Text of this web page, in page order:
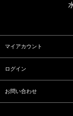
マイアカウント
ログイン
お問い合わせ